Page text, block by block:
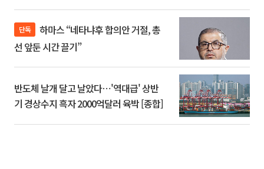
단독
선 앞둔 시간 끌기”
반도체 날개 달고 날았다⋯'역대급' 상반
기 경상수지 흑자 2000억달러 육박 [종합]